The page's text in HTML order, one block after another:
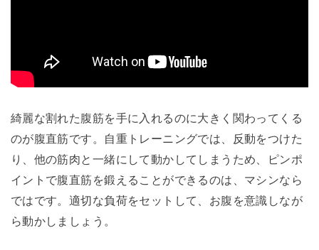
綺麗な割れた腹筋を手に入れるのに大きく関わってくる
のが腹直筋です。自重トレーニングでは、反動をつけた
り、他の筋肉と一緒にして動かしてしまうため、ピンポ
イントで腹直筋を鍛えることができるのは、マシンなら
ではです。適切な負荷をセットして、お腹を意識しなが
ら動かしましょう。